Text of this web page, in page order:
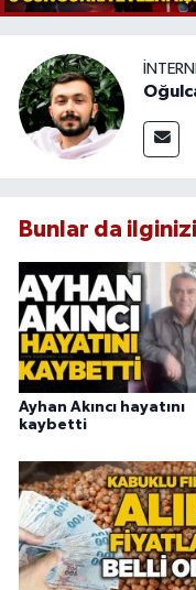
Bunlar da
Ayhan Akıncı hayatını
kaybetti